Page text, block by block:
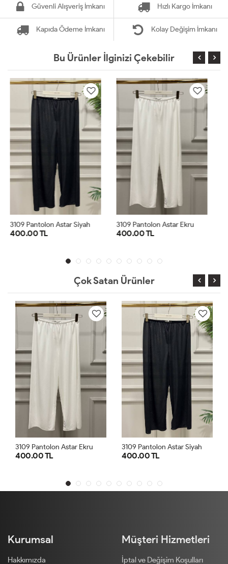
Güvenli Alışveriş İmkanı Hızlı Kargo İmkanı
Kapıda Ödeme İmkanı Kolay Değişim İmkanı
Bu Ürünler İlginizi Çekebilir
3109 Pantolon Astar Ekru
400.00 TL
2864 Önü Şifon İçlik Siyah
600.00 TL
Çok Satan Ürünler
3109 Pantolon Astar Siyah
400.00 TL
30727 Yarım Kollu İçlik Siyah
450.00 TL
Kurumsal
Hakkımızda
Müşteri Hizmetleri
İptal ve Değişim Koşulları